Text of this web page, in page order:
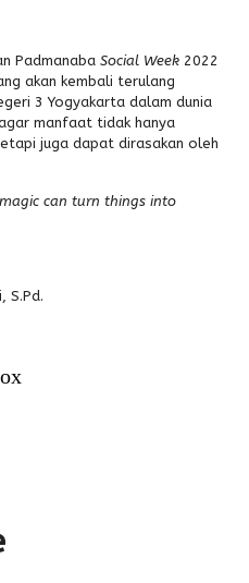
Padmanaba Social Week 2022
akan kembali terulang
3 Yogyakarta dalam dunia
manfaat tidak hanya
juga dapat dirasakan oleh
magic can turn things into
S.Pd.